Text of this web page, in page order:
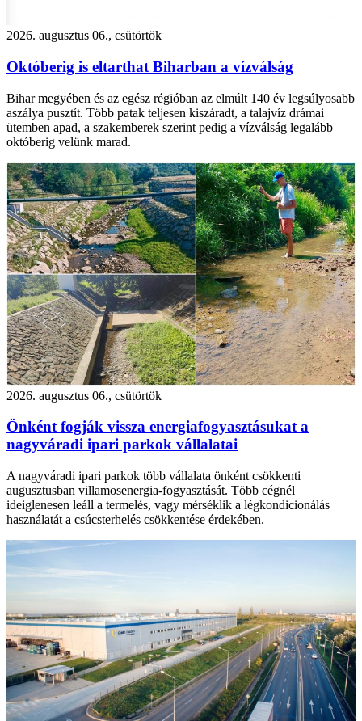
2026. augusztus 06., csütörtök
Októberig is eltarthat Biharban a vízválság
Bihar megyében és az egész régióban az elmúlt 140 év legsúlyosabb
aszálya pusztít. Több patak teljesen kiszáradt, a talajvíz drámai
ütemben apad, a szakemberek szerint pedig a vízválság legalább
októberig velünk marad.
2026. augusztus 06., csütörtök
Önként fogják vissza energiafogyasztásukat a
nagyváradi ipari parkok vállalatai
A nagyváradi ipari parkok több vállalata önként csökkenti
augusztusban villamosenergia-fogyasztását. Több cégnél
ideiglenesen leáll a termelés, vagy mérséklik a légkondicionálás
használatát a csúcsterhelés csökkentése érdekében.